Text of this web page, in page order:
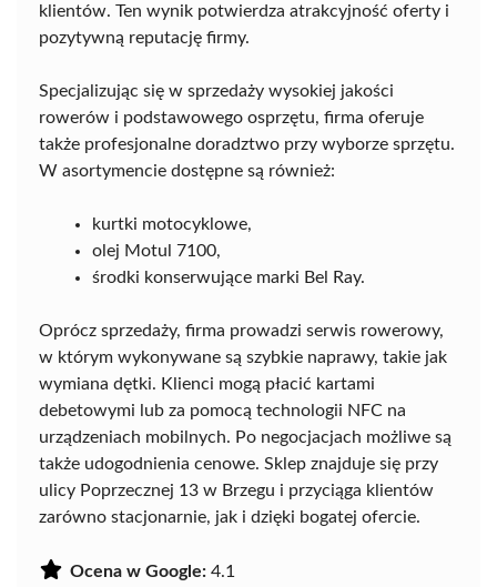
klientów. Ten wynik potwierdza atrakcyjność oferty i
pozytywną reputację firmy.
Specjalizując się w sprzedaży wysokiej jakości
rowerów i podstawowego osprzętu, firma oferuje
także profesjonalne doradztwo przy wyborze sprzętu.
W asortymencie dostępne są również:
kurtki motocyklowe,
olej Motul 7100,
środki konserwujące marki Bel Ray.
Oprócz sprzedaży, firma prowadzi serwis rowerowy,
w którym wykonywane są szybkie naprawy, takie jak
wymiana dętki. Klienci mogą płacić kartami
debetowymi lub za pomocą technologii NFC na
urządzeniach mobilnych. Po negocjacjach możliwe są
także udogodnienia cenowe. Sklep znajduje się przy
ulicy Poprzecznej 13 w Brzegu i przyciąga klientów
zarówno stacjonarnie, jak i dzięki bogatej ofercie.
Ocena w Google: 4.1